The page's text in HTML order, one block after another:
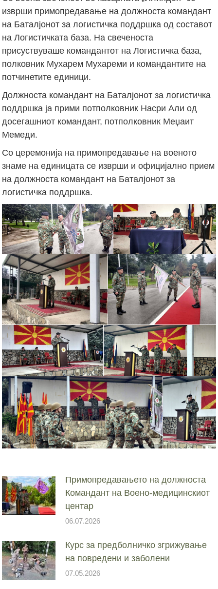
изврши примопредавање на должноста командант
на Баталјонот за логистичка поддршка од составот
на Логистичката база. На свеченоста
присуствуваше командантот на Логистичка база,
полковник Мухарем Мухареми и командантите на
потчинетите единици.
Должноста командант на Баталјонот за логистичка
поддршка ја прими потполковник Насри Али од
досегашниот командант, потполковник Меџаит
Мемеди.
Со церемонија на примопредавање на военото
знаме на единицата се изврши и официјално прием
на должноста командант на Баталјонот за
логистичка поддршка.
Примопредавањето на должноста
Командант на Воено-медицинскиот
центар
06.07.2026
Курс за предболничко згрижување
на повредени и заболени
07.05.2026